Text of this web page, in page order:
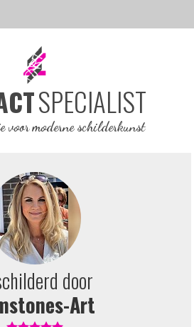
SPECIALIST
voor moderne schilderkunst
door
Art